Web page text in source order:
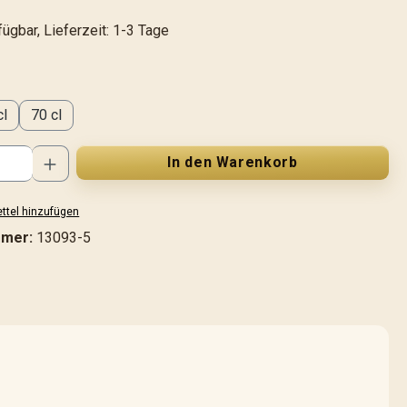
Lieferzeit: 1-3 Tage
70 cl
Gib den gewünschten Wert ein
In den Warenkorb
hinzufügen
13093-5